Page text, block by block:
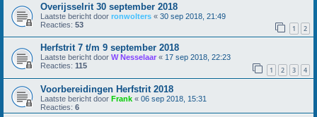
Overijsselrit 30 september 2018
Laatste bericht door ronwolters « 30 sep 2018, 21:49
Reacties: 53 1 2
Herfstrit 7 t/m 9 september 2018
Laatste bericht door W Nesselaar « 17 sep 2018, 22:23
Reacties: 115 1 2 3 4
Voorbereidingen Herfstrit 2018
Laatste bericht door Frank « 06 sep 2018, 15:31
Reacties: 6